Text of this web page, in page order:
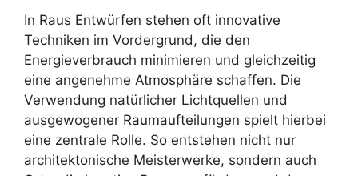
In Raus Entwürfen stehen oft innovative
Techniken im Vordergrund, die den
Energieverbrauch minimieren und gleichzeitig
eine angenehme Atmosphäre schaffen. Die
Verwendung natürlicher Lichtquellen und
ausgewogener Raumaufteilungen spielt hierbei
eine zentrale Rolle. So entstehen nicht nur
architektonische Meisterwerke, sondern auch